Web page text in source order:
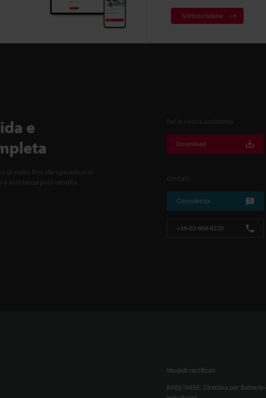
Sottoscrizione
e
di scelta fino alle operazioni di
assistenza post-vendita.
Per la vostra assistenza
Download
Contatti
Consulenza
+39-02-668-8220
Modelli certificati
RAEE/WEEE, Direttiva per Batterie